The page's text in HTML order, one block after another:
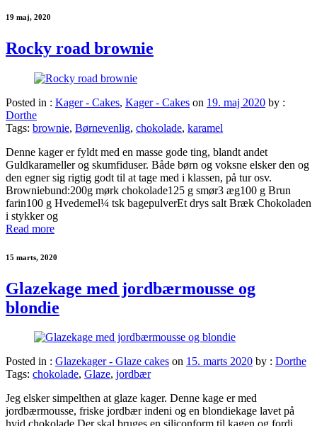
19 maj, 2020
Rocky road brownie
Posted in : Kager - Cakes, Kager - Cakes on 19. maj 2020 by :
Dorthe
Tags: brownie, Børnevenlig, chokolade, karamel
Denne kager er fyldt med en masse gode ting, blandt andet
Guldkarameller og skumfiduser. Både børn og voksne elsker den og
den egner sig rigtig godt til at tage med i klassen, på tur osv.
Browniebund:200g mørk chokolade125 g smør3 æg100 g Brun
farin100 g Hvedemel¼ tsk bagepulverEt drys salt Bræk Chokoladen
i stykker og
Read more
15 marts, 2020
Glazekage med jordbærmousse og
blondie
Posted in : Glazekager - Glaze cakes on 15. marts 2020 by : Dorthe
Tags: chokolade, Glaze, jordbær
Jeg elsker simpelthen at glaze kager. Denne kage er med
jordbærmousse, friske jordbær indeni og en blondiekage lavet på